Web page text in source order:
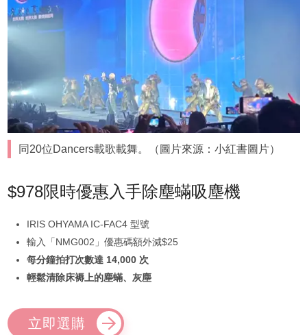
同20位Dancers載歌載舞。（圖片來源：小紅書圖片）
$978限時優惠入手除塵蟎吸塵機
IRIS OHYAMA IC-FAC4 型號
輸入「NMG002」優惠碼額外減$25
每分鐘拍打次數達 14,000 次
輕鬆清除床褥上的塵蟎、灰塵
立即選購